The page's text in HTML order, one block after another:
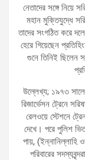
নেতাদের সঙ্গে নিয়ে
মহান মুক্তিযুদ্ধে
তাদের সংগঠিত করে
হেরে গিয়েছেন
গুনে তিনিই ছিলেন
উল্লেখ্য; ১৯৭৩ সালে
রিজার্ভেসন ট্রেনে
রেলওয়ে স্টেশনে
দেখে। পরে পুলিশ
পায়, (ইন্নানিল্লাহি
পরিবারের